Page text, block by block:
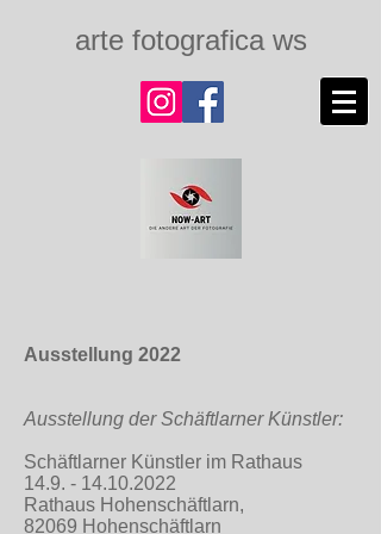
arte fotografica ws
Ausstellung 2022
Ausstellung der Schäftlarner Künstler:
Schäftlarner Künstler im Rathaus
14.9. - 14.10.2022
Rathaus Hohenschäftlarn,
82069 Hohenschäftlarn